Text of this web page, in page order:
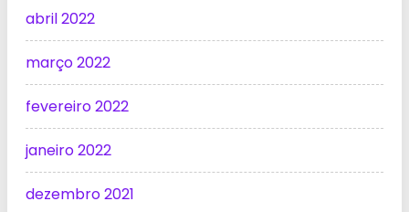
abril 2022
março 2022
fevereiro 2022
janeiro 2022
dezembro 2021